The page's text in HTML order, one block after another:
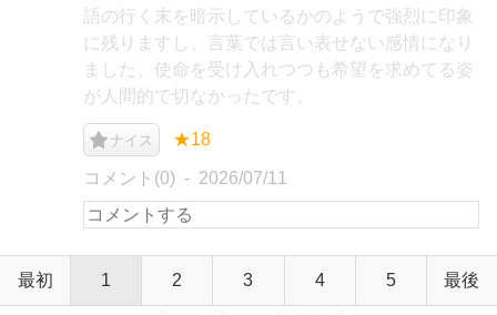
語の行く末を暗示しているかのようで強烈に印象
に残りますし、言葉では言い表せない感情になり
ました。使命を受け入れつつも希望を求めてる姿
が人間的で切なかったです。
ナイス ★18
コメント(0) 2026/07/11
最初 1 2 3 4 5 最後